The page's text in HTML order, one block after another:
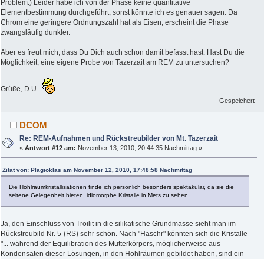
Problem.) Leider habe ich von der Phase keine quantitative
Elementbestimmung durchgeführt, sonst könnte ich es genauer sagen. Da
Chrom eine geringere Ordnungszahl hat als Eisen, erscheint die Phase
zwangsläufig dunkler.
Aber es freut mich, dass Du Dich auch schon damit befasst hast. Hast Du die
Möglichkeit, eine eigene Probe von Tazerzait am REM zu untersuchen?
Grüße, D.U.
Gespeichert
DCOM
Re: REM-Aufnahmen und Rückstreubilder von Mt. Tazerzait
«Antwort #12 am: November 13, 2010, 20:44:35 Nachmittag »
Zitat von: Plagioklas am November 12, 2010, 17:48:58 Nachmittag
Die Hohlraumkristallisationen finde ich persönlich besonders spektakulär, da sie die
seltene Gelegenheit bieten, idiomorphe Kristalle in Mets zu sehen.
Ja, den Einschluss von Troilit in die silikatische Grundmasse sieht man im
Rückstreubild Nr. 5-(RS) sehr schön. Nach "Haschr" könnten sich die Kristalle
"... während der Equilibration des Mutterkörpers, möglicherweise aus
Kondensaten dieser Lösungen, in den Hohlräumen gebildet haben, sind ein